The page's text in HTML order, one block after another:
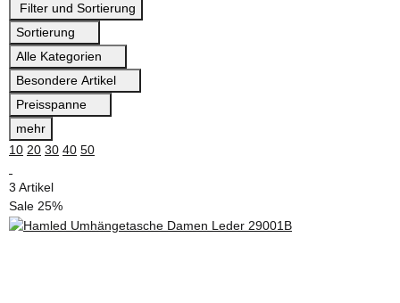
Filter und Sortierung
Sortierung
Alle Kategorien
Besondere Artikel
Preisspanne
mehr
10 20 30 40 50
3 Artikel
Sale 25%